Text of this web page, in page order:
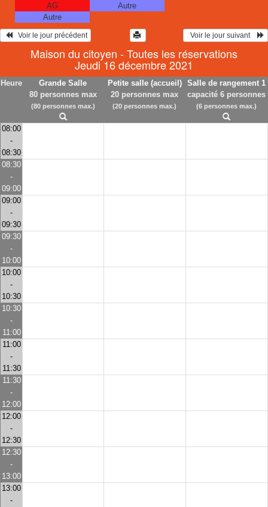
AG
Autre
Autre
   Voir le jour précédent
  Voir le jour suivant
Maison du citoyen - Toutes les réservations
Jeudi 16 décembre 2021
Heure
Grande Salle
80 personnes max
(80 personnes max.)
Petite salle (accueil)
20 personnes max
(20 personnes max.)
Salle de rangement 1
capacité 6 personnes
(6 personnes max.)
08:00
-
08:30
08:30
-
09:00
09:00
-
09:30
09:30
-
10:00
10:00
-
10:30
10:30
-
11:00
11:00
-
11:30
11:30
-
12:00
12:00
-
12:30
12:30
-
13:00
13:00
-